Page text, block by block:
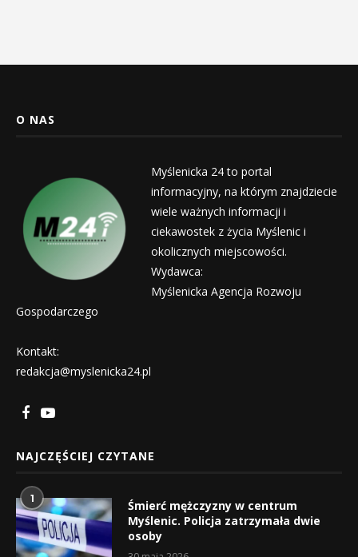
O NAS
Myślenicka 24 to portal
informacyjny, na którym znajdziecie
wiele ważnych informacji i
ciekawostek z życia Myślenic i
okolicznych miejscowości.
Wydawca:
Myślenicka Agencja Rozwoju
Gospodarczego
Kontakt:
redakcja@myslenicka24.pl
NAJCZĘŚCIEJ CZYTANE
1
Śmierć mężczyzny w centrum
Myślenic. Policja zatrzymała dwie
osoby